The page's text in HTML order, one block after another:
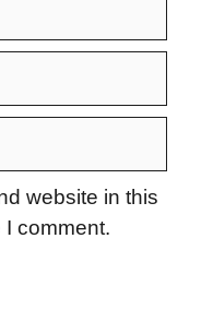
website in this
I comment.